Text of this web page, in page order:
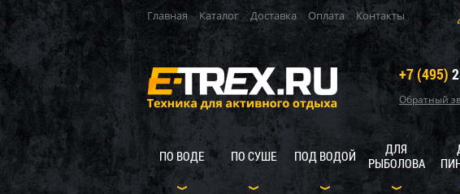
Главная Каталог Доставка Оплата Контакты
+7 (495)
Обратный
ПО ВОДЕ ПО СУШЕ ПОД ВОДОЙ
ДЛЯ
РЫБОЛОВА